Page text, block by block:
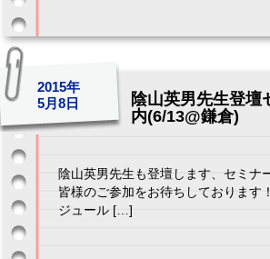
陰山英男先生登壇
内(6/13@鎌倉)
2015年
5月8日
陰山英男先生も登壇します、セミナ
皆様のご参加をお待ちしております
ジュール […]